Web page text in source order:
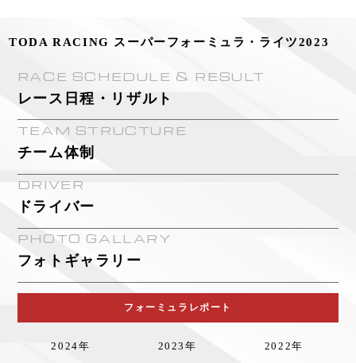
TODA RACING スーパーフォーミュラ・ライツ2023
RACE SCHEDULE & RESULT
レース日程・リザルト
TEAM STRUCTURE
チーム体制
DRIVER
ドライバー
PHOTO GALLARY
フォトギャラリー
フォーミュラレポート
2024年 2023年 2022年